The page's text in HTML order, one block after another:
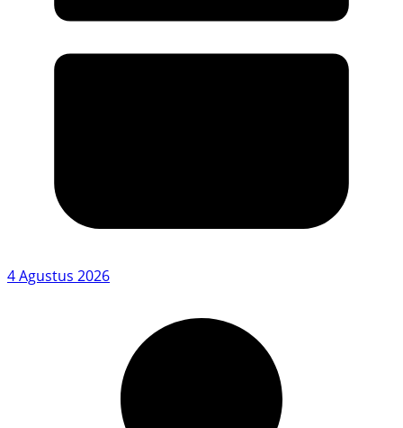
4 Agustus 2026